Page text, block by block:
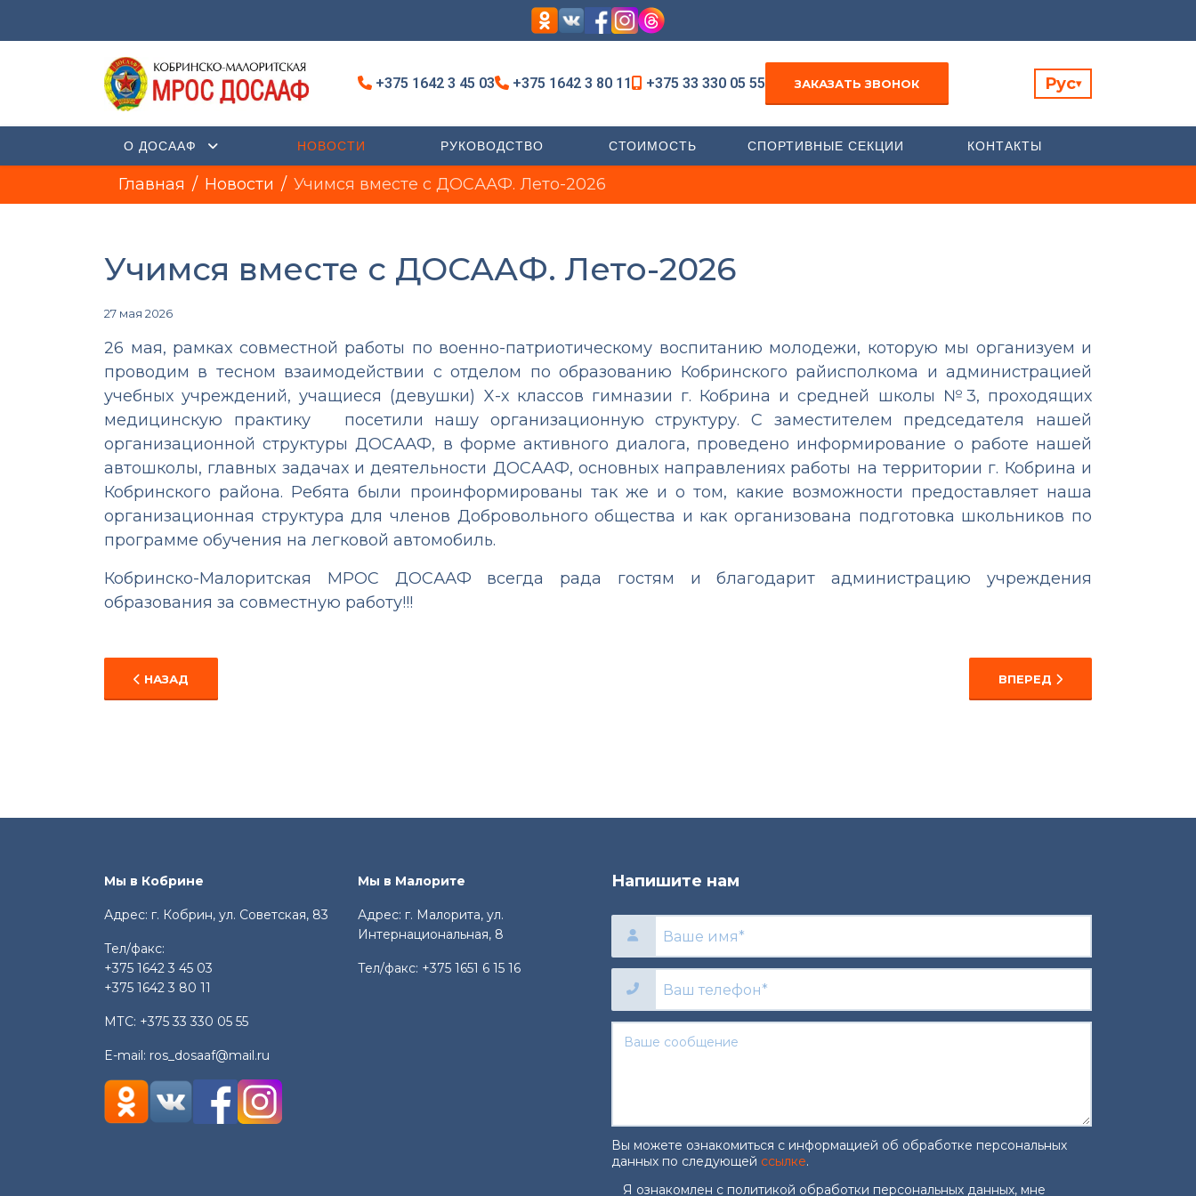
+375 1642 3 45 03 +375 1642 3 80 11 +375 33 330 05 55 ЗАКАЗАТЬ ЗВОНОК Рус▾
О ДОСААФ НОВОСТИ РУКОВОДСТВО СТОИМОСТЬ СПОРТИВНЫЕ СЕКЦИИ КОНТАКТЫ
Главная Новости Учимся вместе с ДОСААФ. Лето-2026
Учимся вместе с ДОСААФ. Лето-2026
27 мая 2026
26 мая, рамках совместной работы по военно-патриотическому воспитанию молодежи, которую мы организуем и
проводим в тесном взаимодействии с отделом по образованию Кобринского райисполкома и администрацией
учебных учреждений, учащиеся (девушки) X-х классов гимназии г. Кобрина и средней школы №3, проходящих
медицинскую практику посетили нашу организационную структуру. С заместителем председателя нашей
организационной структуры ДОСААФ, в форме активного диалога, проведено информирование о работе нашей
автошколы, главных задачах и деятельности ДОСААФ, основных направлениях работы на территории г. Кобрина и
Кобринского района. Ребята были проинформированы так же и о том, какие возможности предоставляет наша
организационная структура для членов Добровольного общества и как организована подготовка школьников по
программе обучения на легковой автомобиль.
Кобринско-Малоритская МРОС ДОСААФ всегда рада гостям и благодарит администрацию учреждения
образования за совместную работу!!!
ПРЕДЫДУЩИЙ: УЧИМСЯ ВМЕСТЕ С ДОСААФ. «СРЕДНЯЯ ШКОЛА №4 Г. КОБРИНА. ЛЕТО-2026
НАЗАД СЛЕДУЮЩИЙ: ГОТОВИМСЯ
ВПЕРЕД
Мы в Кобрине
Адрес: г. Кобрин, ул. Советская, 83
Тел/факс:
+375 1642 3 45 03
+375 1642 3 80 11
МТС: +375 33 330 05 55
E-mail: ros_dosaaf@mail.ru
Мы в Малорите
Адрес: г. Малорита, ул.
Интернациональная, 8
Тел/факс: +375 1651 6 15 16
Напишите нам
Вы можете ознакомиться с информацией об обработке персональных
данных по следующей ссылке.
Я ознакомлен с политикой обработки персональных данных, мне